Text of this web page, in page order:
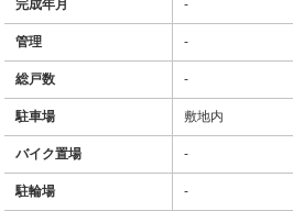
完成年月 -
管理 -
総戸数 -
駐車場 敷地内
バイク置場 -
駐輪場 -